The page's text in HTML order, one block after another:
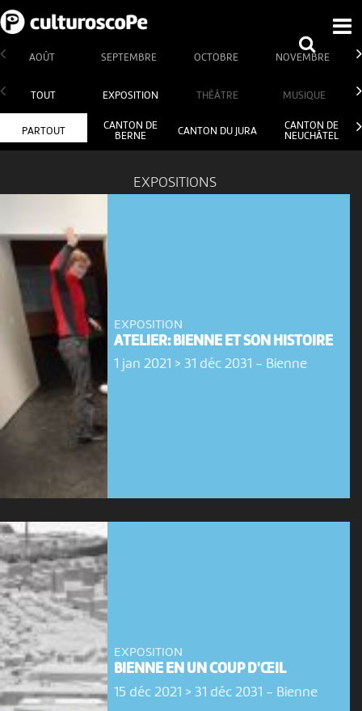
AOÛT SEPTEMBRE OCTOBRE NOVEMBRE
TOUT EXPOSITION THÉÂTRE MUSIQUE
PARTOUT
CANTON DE
BERNE
CANTON DU JURA
CANTON DE
NEUCHÂTEL
EXPOSITIONS
EXPOSITION
ATELIER: BIENNE ET SON HISTOIRE
1 jan 2021 > 31 déc 2031 - Bienne
EXPOSITION
BIENNE EN UN COUP D'ŒIL
15 déc 2021 > 31 déc 2031 - Bienne